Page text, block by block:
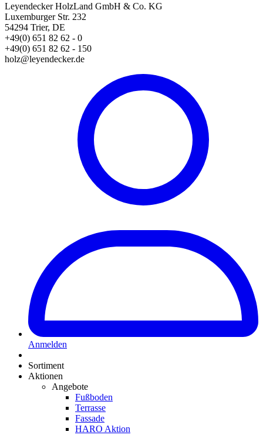
Leyendecker HolzLand GmbH & Co. KG
Luxemburger Str. 232
54294 Trier, DE
+49(0) 651 82 62 - 0
+49(0) 651 82 62 - 150
holz@leyendecker.de
Anmelden
Sortiment
Aktionen
Angebote
Fußboden
Terrasse
Fassade
HARO Aktion